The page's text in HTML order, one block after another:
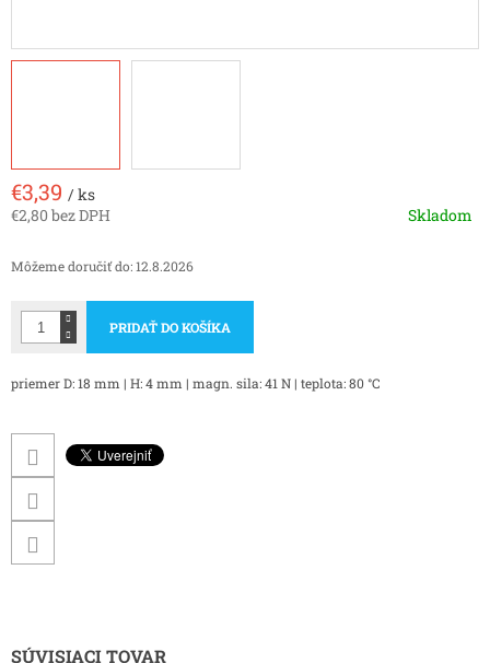
€3,39 / ks
€2,80 bez DPH
cena:
Skladom
Môžeme doručiť do:12.8.2026
PRIDAŤ DO KOŠÍKA
priemer D: 18 mm | H: 4 mm | magn. sila: 41 N | teplota: 80 °C
SÚVISIACI TOVAR